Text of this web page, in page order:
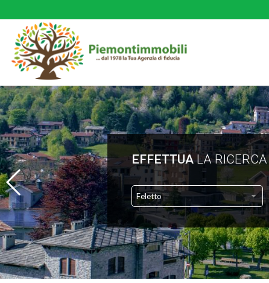
EFFETTUALA RICERCA
Feletto